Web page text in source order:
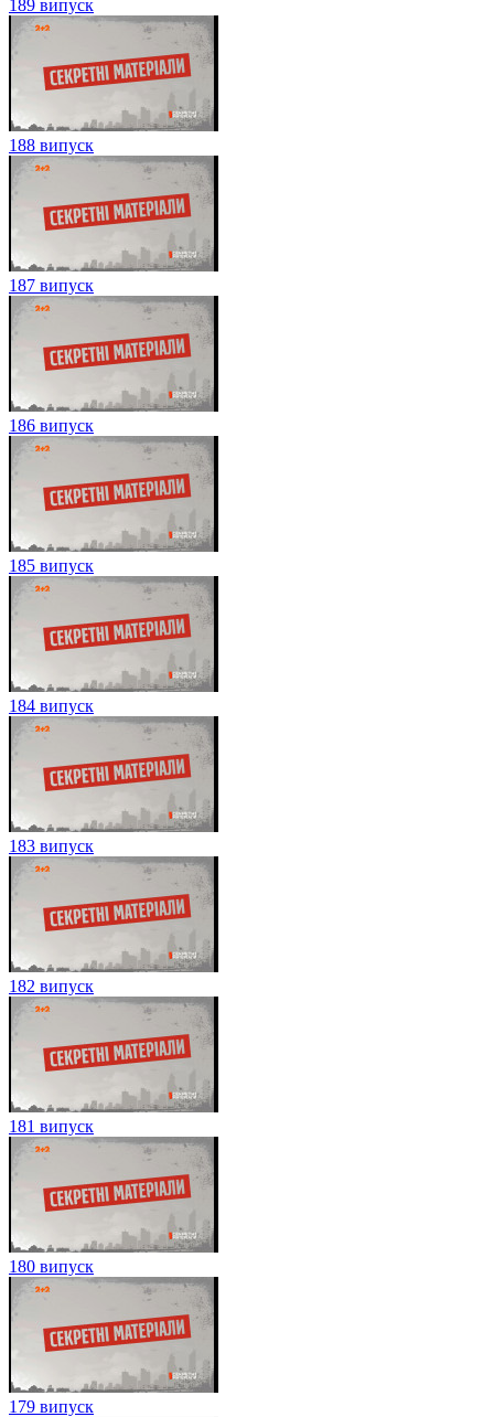
189 випуск
188 випуск
187 випуск
186 випуск
185 випуск
184 випуск
183 випуск
182 випуск
181 випуск
180 випуск
179 випуск